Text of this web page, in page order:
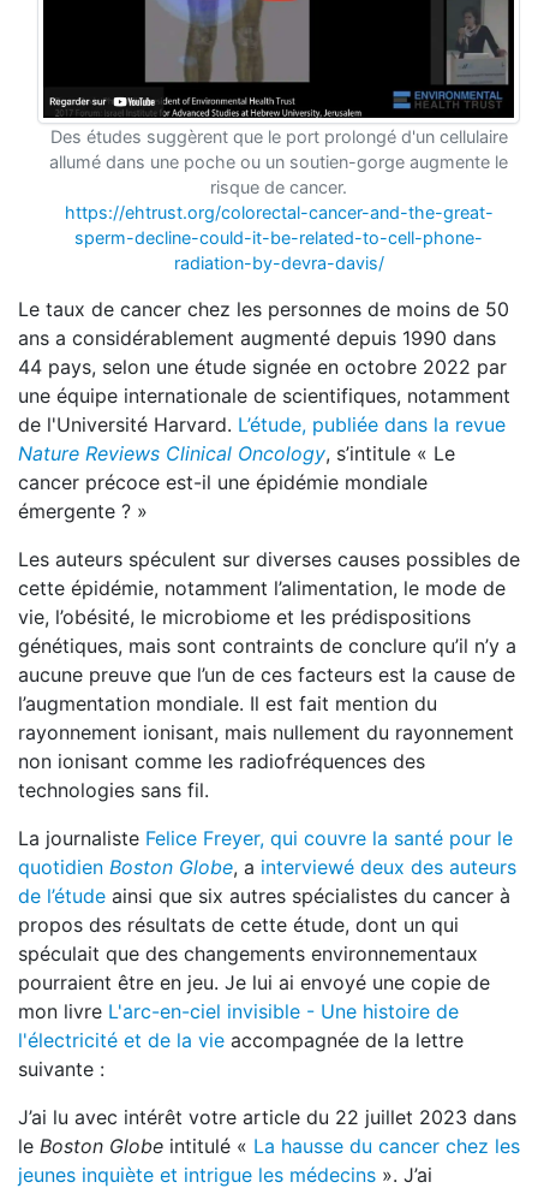
Des études suggèrent que le port prolongé d'un cellulaire
allumé dans une poche ou un soutien-gorge augmente le
risque de cancer.
https://ehtrust.org/colorectal-cancer-and-the-great-
sperm-decline-could-it-be-related-to-cell-phone-
radiation-by-devra-davis/
Le taux de cancer chez les personnes de moins de 50
ans a considérablement augmenté depuis 1990 dans
44 pays, selon une étude signée en octobre 2022 par
une équipe internationale de scientifiques, notamment
de l'Université Harvard. L’étude, publiée dans la revue
Nature Reviews Clinical Oncology, s’intitule « Le
cancer précoce est-il une épidémie mondiale
émergente ? »
Les auteurs spéculent sur diverses causes possibles de
cette épidémie, notamment l’alimentation, le mode de
vie, l’obésité, le microbiome et les prédispositions
génétiques, mais sont contraints de conclure qu’il n’y a
aucune preuve que l’un de ces facteurs est la cause de
l’augmentation mondiale. Il est fait mention du
rayonnement ionisant, mais nullement du rayonnement
non ionisant comme les radiofréquences des
technologies sans fil.
La journaliste Felice Freyer, qui couvre la santé pour le
quotidien Boston Globe, a interviewé deux des auteurs
de l’étude ainsi que six autres spécialistes du cancer à
propos des résultats de cette étude, dont un qui
spéculait que des changements environnementaux
pourraient être en jeu. Je lui ai envoyé une copie de
mon livre L'arc-en-ciel invisible - Une histoire de
l'électricité et de la vie accompagnée de la lettre
suivante :
J’ai lu avec intérêt votre article du 22 juillet 2023 dans
le Boston Globe intitulé « La hausse du cancer chez les
jeunes inquiète et intrigue les médecins ». J’ai